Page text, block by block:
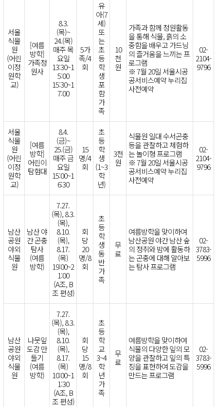
서울
식물
원
(어린
이정
원학
교)
[여름
방학]
가족정
원사
8.3.
(목)~
24.(목)
매주 목
요일
13:30~1
5:00
15:30~1
7:00
5가
족/4
회
유
아(7
세)
또
는
초
등
학
생
포
함
가
족
10
천
원
가족과 함께 정원활동
을 통해 식물, 흙의 소
중함을 배우고 가드닝
의 즐거움을 느끼는 프
로그램
※ 7월 20일 서울시공
공서비스예약 누리집
사전예약
02-
2104-
9796
서울
식물
원
(어린
이정
원학
교)
[여름
방학]
어린이
탐험대
8.4.
(금)~
25.(금)
매주 금
요일
15:00~1
6:30
15
명/4
회
초
등
학
생
(1~3
학
년)
3천
원
식물원 일대 수서곤충
등을 관찰하고 체험하
는 놀이형 프로그램
※ 7월 20일 서울시공
공서비스예약 누리집
사전예약
02-
2104-
9796
남산
공원
야외
식물
원
남산 야
간 곤충
탐사
(여름
방학)
7.27.
(목), 8.3.
(목),
8.10.
(목),
8.17.
(목)
19:00~2
1:00
(A조, B
조 편성)
회
당
20
명/8
회
초
등
학
생
동
반
가
족
무
료
여름방학을 맞이하여
남산공원 야간 남산 숲
의 정취와 밤에 활동하
는 곤충에 대해 알아보
는 탐사 프로그램
02-
3783-
5996
남산
공원
야외
식물
원
나뭇잎
도감 만
들기
(여름
방학)
7.27.
(목), 8.3.
(목),
8.10.
(목),
8.17.
(목)
10:00~1
1:30
(A조, B
조 편성)
회
당
15
명/8
회
초
등
학
교
3~4
학
년
가
족
무
료
여름방학을 맞이하여
식물의 다양한 잎의 모
양을 관찰하고 잎의 특
징을 표현하여 도감을
만드는 프로그램
02-
3783-
5996